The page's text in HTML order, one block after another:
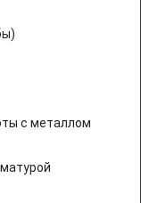
с металлом